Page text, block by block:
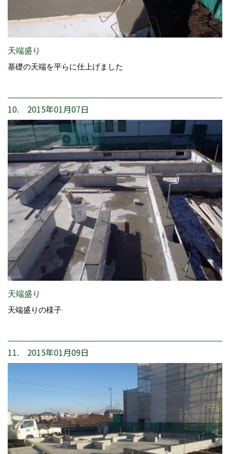
天端盛り
基礎の天端を平らに仕上げました
10. 2015年01月07日
天端盛り
天端盛りの様子
11. 2015年01月09日